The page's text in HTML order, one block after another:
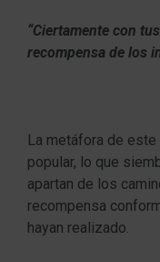
“Ciertamente con
recompensa de los
La metáfora de
popular, lo que
apartan de los
recompensa
hayan realizado.